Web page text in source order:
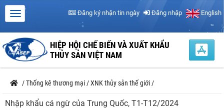
Đăng ký nhận tin ngày Đăng nhập English
HIỆP HỘI CHẾ BIẾN VÀ XUẤT KHẨU
THỦY SẢN VIỆT NAM
/Thống kê thương mại /XNK thủy sản thế giới /
Nhập khẩu cá ngừ của Trung Quốc, T1-T12/2024